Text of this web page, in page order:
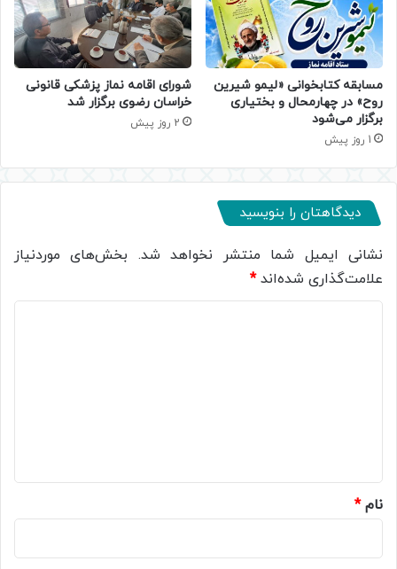
مسابقه کتابخوانی «لیمو شیرین
روح» در چهارمحال و بختیاری
برگزار می‌شود
1 روز پیش
شورای اقامه نماز پزشکی قانونی
خراسان رضوی برگزار شد
2 روز پیش
دیدگاهتان را بنویسید
نشانی ایمیل شما منتشر نخواهد شد. بخش‌های موردنیاز
علامت‌گذاری شده‌اند*
نام*